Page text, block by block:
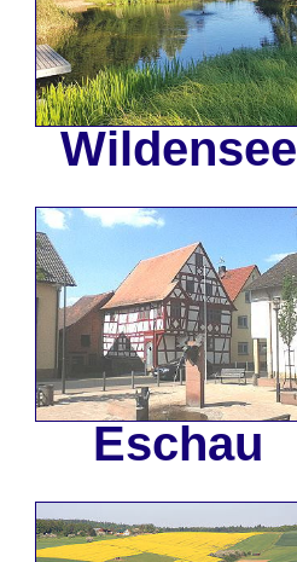
Wildensee
Eschau